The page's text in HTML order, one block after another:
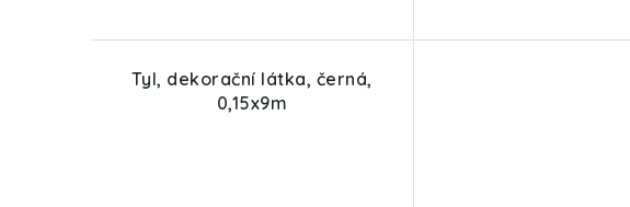
Tyl, dekorační látka, černá,
0,15x9m